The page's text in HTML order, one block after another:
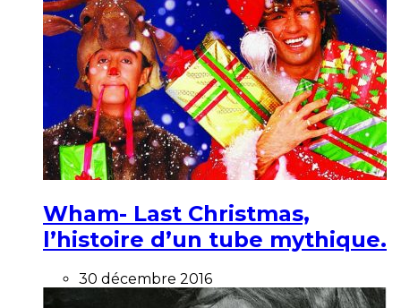
Wham- Last Christmas,
l’histoire d’un tube mythique.
30 décembre 2016